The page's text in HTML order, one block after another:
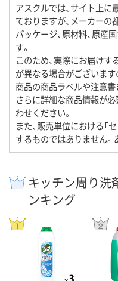
アスクルでは、サイト上
ておりますが、メーカーの
パッケージ、原材料、原産
す。
このため、実際にお届け
が異なる場合がございま
商品の商品ラベルや注意書
さらに詳細な商品情報が
わせください。
また、販売単位における「
するものではありません。
キッチン周り洗
ンキング